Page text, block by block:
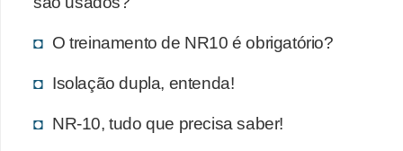
O treinamento de NR10 é obrigatório?
Isolação dupla, entenda!
NR-10, tudo que precisa saber!